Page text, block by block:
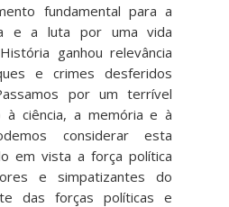
fundamental para a
e a luta por uma vida
ganhou relevância
e crimes desferidos
por um terrível
à ciência, a memória e à
considerar esta
em vista a força política
e simpatizantes do
das forças políticas e